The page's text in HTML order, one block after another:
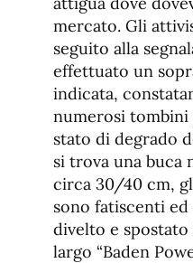
mercato. Gli
seguito alla
effettuato un
indicata,
numerosi
stato di degrado
si trova una
circa 30/40 cm,
sono fatiscenti
divelto e
largo “Baden